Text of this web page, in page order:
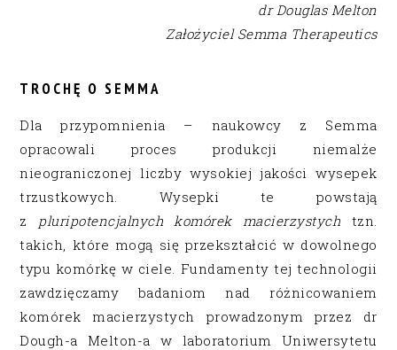
dr Douglas Melton
Założyciel Semma Therapeutics
TROCHĘ O SEMMA
Dla przypomnienia – naukowcy z Semma
opracowali proces produkcji niemalże
nieograniczonej liczby wysokiej jakości wysepek
trzustkowych. Wysepki te powstają
z pluripotencjalnych komórek macierzystych tzn.
takich, które mogą się przekształcić w dowolnego
typu komórkę w ciele. Fundamenty tej technologii
zawdzięczamy badaniom nad różnicowaniem
komórek macierzystych prowadzonym przez dr
Dough-a Melton-a w laboratorium Uniwersytetu